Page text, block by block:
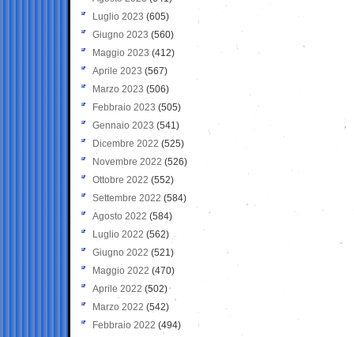
Luglio 2023 (605)
Giugno 2023 (560)
Maggio 2023 (412)
Aprile 2023 (567)
Marzo 2023 (506)
Febbraio 2023 (505)
Gennaio 2023 (541)
Dicembre 2022 (525)
Novembre 2022 (526)
Ottobre 2022 (552)
Settembre 2022 (584)
Agosto 2022 (584)
Luglio 2022 (562)
Giugno 2022 (521)
Maggio 2022 (470)
Aprile 2022 (502)
Marzo 2022 (542)
Febbraio 2022 (494)